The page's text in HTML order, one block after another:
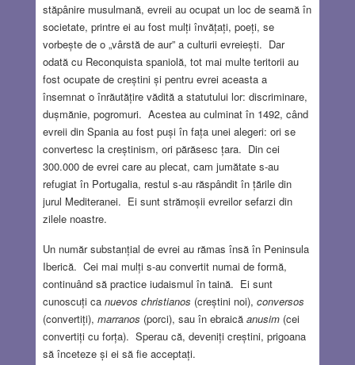
stăpânire musulmană, evreii au ocupat un loc de seamă în
societate, printre ei au fost mulți învățați, poeți, se
vorbește de o „vârstă de aur” a culturii evreiești. Dar
odată cu Reconquista spaniolă, tot mai multe teritorii au
fost ocupate de creștini și pentru evrei aceasta a
însemnat o înrăutățire vădită a statutului lor: discriminare,
dușmănie, pogromuri. Acestea au culminat în 1492, când
evreii din Spania au fost puși în fața unei alegeri: ori se
convertesc la creștinism, ori părăsesc țara. Din cei
300.000 de evrei care au plecat, cam jumătate s-au
refugiat în Portugalia, restul s-au răspândit în țările din
jurul Mediteranei. Ei sunt strămoșii evreilor sefarzi din
zilele noastre.
Un număr substanțial de evrei au rămas însă în Peninsula
Iberică. Cei mai mulți s-au convertit numai de formă,
continuând să practice iudaismul în taină. Ei sunt
cunoscuți ca nuevos christianos (creștini noi), conversos
(convertiți), marranos (porci), sau în ebraică anusim(cei
convertiți cu forța). Sperau că, deveniți creștini, prigoana
să înceteze și ei să fie acceptați.